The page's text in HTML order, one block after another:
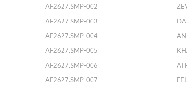
AF2627.SMP-002
AF2627.SMP-003
AF2627.SMP-004
AF2627.SMP-005
AF2627.SMP-006
AF2627.SMP-007